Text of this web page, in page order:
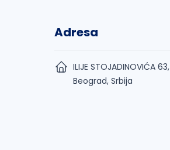
Adresa
ILIJE STOJADINOVIĆA 63,
Beograd, Srbija